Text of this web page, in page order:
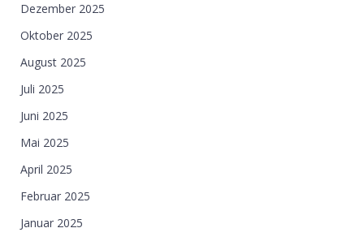
Dezember 2025
Oktober 2025
August 2025
Juli 2025
Juni 2025
Mai 2025
April 2025
Februar 2025
Januar 2025